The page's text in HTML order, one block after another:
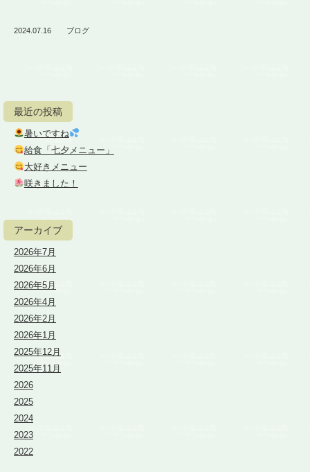
2024.07.16 ブログ
最近の投稿
暑いですね
給食「七夕メニュー」
大好きメニュー
咲きました！
アーカイブ
2026年7月
2026年6月
2026年5月
2026年4月
2026年2月
2026年1月
2025年12月
2025年11月
2026
2025
2024
2023
2022